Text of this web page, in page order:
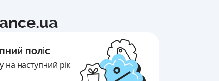
поліс
наступний рік